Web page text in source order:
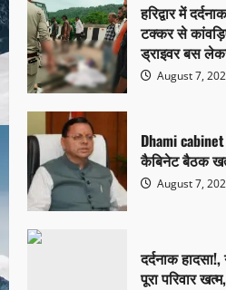
हरिद्वार में
टक्कर से
ड्राइवर बस
August 7,
Dhami
कैबिनेट बैठक
August 7,
दर्दनाक
पूरा परिवार